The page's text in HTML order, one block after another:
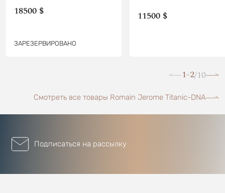
18500 $
ЗАРЕЗЕРВИРОВАНО
11500 $
1-2/10
Смотреть все товары Romain Jerome Titanic-DNA
Подписаться на рассылку